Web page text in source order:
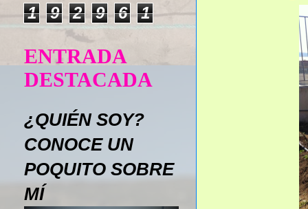
1 9 2 9 6 1
ENTRADA
DESTACADA
¿QUIÉN SOY?
CONOCE UN
POQUITO SOBRE
MÍ